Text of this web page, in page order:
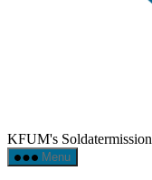
KFUM's Soldatermission
Menu